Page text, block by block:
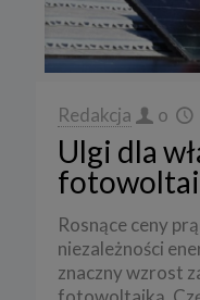
Redakcja o
Ulgi dla
Rosnące ceny
niezależności
znaczny wzrost